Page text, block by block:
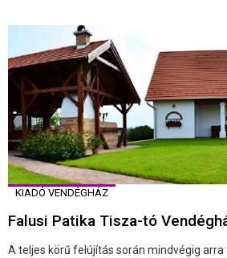
KIADÓ VENDÉGHÁZ
Falusi Patika Tisza-tó
A teljes körű felújítás során mindvégig